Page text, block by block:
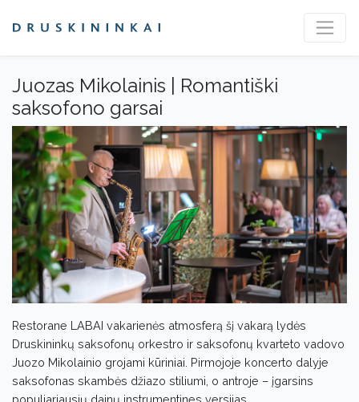
Juozas Mikolainis | Romantiški
saksofono garsai
Restorane LABAI vakarienės atmosferą šį vakarą lydės
Druskininkų saksofonų orkestro ir saksofonų kvarteto vadovo
Juozo Mikolainio grojami kūriniai. Pirmojoje koncerto dalyje
saksofonas skambės džiazo stiliumi, o antroje – įgarsins
populiariausių dainų instrumentines versijas.